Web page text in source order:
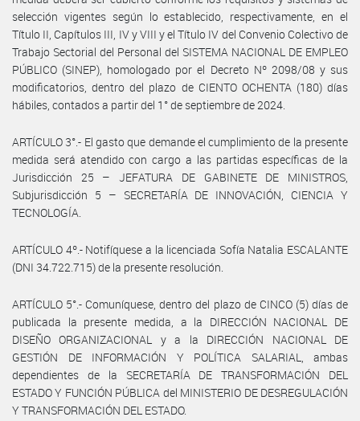
selección vigentes según lo establecido, respectivamente, en el
Título II, Capítulos III, IV y VIII y el Título IV del Convenio Colectivo de
Trabajo Sectorial del Personal del SISTEMA NACIONAL DE EMPLEO
PÚBLICO (SINEP), homologado por el Decreto Nº 2098/08 y sus
modificatorios, dentro del plazo de CIENTO OCHENTA (180) días
hábiles, contados a partir del 1° de septiembre de 2024.
ARTÍCULO 3°.- El gasto que demande el cumplimiento de la presente
medida será atendido con cargo a las partidas específicas de la
Jurisdicción 25 – JEFATURA DE GABINETE DE MINISTROS,
Subjurisdicción 5 – SECRETARÍA DE INNOVACIÓN, CIENCIA Y
TECNOLOGÍA.
ARTÍCULO 4º.- Notifíquese a la licenciada Sofía Natalia ESCALANTE
(DNI 34.722.715) de la presente resolución.
ARTÍCULO 5°.- Comuníquese, dentro del plazo de CINCO (5) días de
publicada la presente medida, a la DIRECCIÓN NACIONAL DE
DISEÑO ORGANIZACIONAL y a la DIRECCIÓN NACIONAL DE
GESTIÓN DE INFORMACIÓN Y POLÍTICA SALARIAL, ambas
dependientes de la SECRETARÍA DE TRANSFORMACIÓN DEL
ESTADO Y FUNCIÓN PÚBLICA del MINISTERIO DE DESREGULACIÓN
Y TRANSFORMACIÓN DEL ESTADO.